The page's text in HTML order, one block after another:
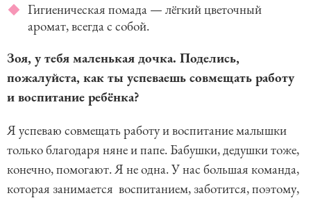
Гигиеническая помада — лёгкий цветочный
аромат, всегда с собой.
Зоя, у тебя маленькая дочка. Поделись,
пожалуйста, как ты успеваешь совмещать работу
и воспитание ребёнка?
Я успеваю совмещать работу и воспитание малышки
только благодаря няне и папе. Бабушки, дедушки тоже,
конечно, помогают. Я не одна. У нас большая команда,
которая занимается воспитанием, заботится, поэтому,